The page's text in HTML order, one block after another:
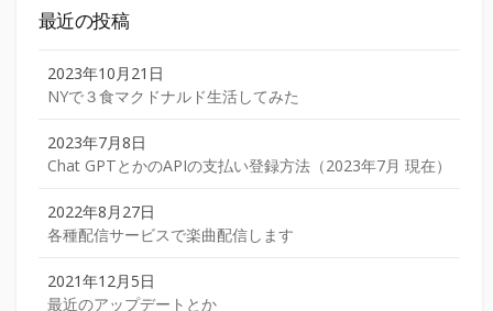
最近の投稿
2023年10月21日
NYで３食マクドナルド生活してみた
2023年7月8日
Chat GPTとかのAPIの支払い登録方法（2023年7月 現在）
2022年8月27日
各種配信サービスで楽曲配信します
2021年12月5日
最近のアップデートとか